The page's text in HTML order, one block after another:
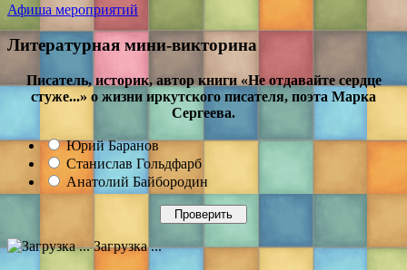
Афиша мероприятий
Литературная мини-викторина
Писатель, историк, автор книги «Не отдавайте сердце
стуже...» о жизни иркутского писателя, поэта Марка
Сергеева.
Юрий Баранов
Станислав Гольдфарб
Анатолий Байбородин
Загрузка ...